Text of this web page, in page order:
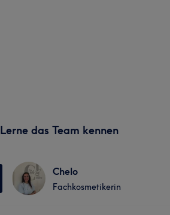
Lerne das Team kennen
Chelo
Fachkosmetikerin